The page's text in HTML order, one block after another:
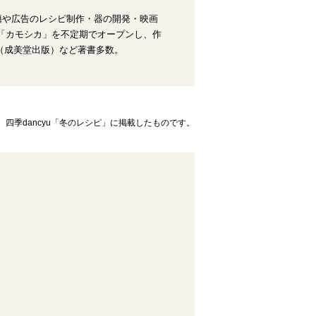
広告のレシピ制作・器の開発・映画
カモシカ」を不定期でオープンし、作
美堂出版）など著書多数。
季dancyu「冬のレシピ」に掲載したものです。